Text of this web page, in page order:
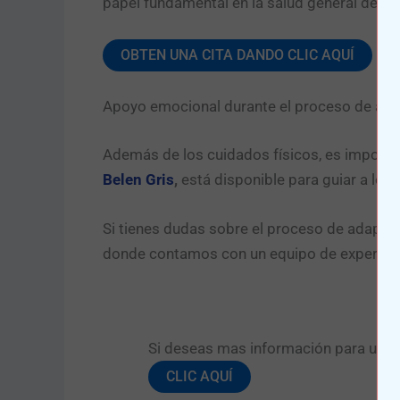
OBTEN UNA CITA DANDO CLIC AQUÍ
Apoyo emocional durante el proceso de
Además de los cuidados físicos, es
Belen Gris, está disponible para guiar a los
Si tienes dudas sobre el proceso de
donde contamos con un equipo de
Si deseas mas información para una
CLIC AQUÍ